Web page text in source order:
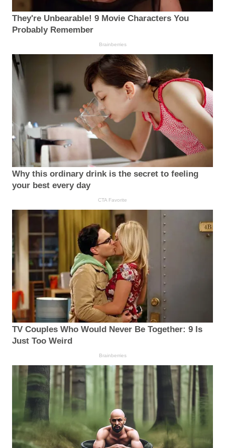
They're Unbearable! 9 Movie Characters You
Probably Remember
Brainberries
Why this ordinary drink is the secret to feeling
your best every day
CTA Favorite
TV Couples Who Would Never Be Together: 9 Is
Just Too Weird
Brainberries